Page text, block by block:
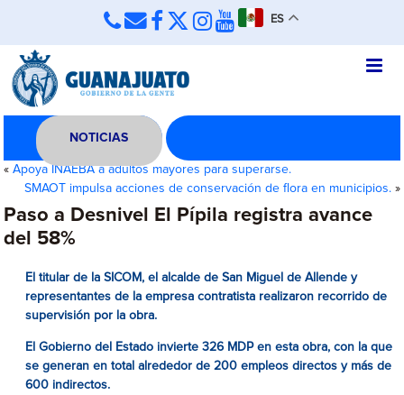
ES
NOTICIAS
«Apoya INAEBA a adultos mayores para superarse.
SMAOT impulsa acciones de conservación de flora en municipios.»
Paso a Desnivel El Pípila registra avance
del 58%
El titular de la SICOM, el alcalde de San Miguel de Allende y
representantes de la empresa contratista realizaron recorrido de
supervisión por la obra.
El Gobierno del Estado invierte 326 MDP en esta obra, con la que
se generan en total alrededor de 200 empleos directos y más de
600 indirectos.